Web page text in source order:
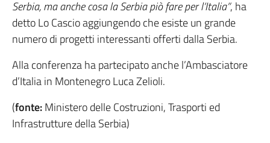
Serbia, ma anche cosa la Serbia piò fare per l’Italia”, ha
detto Lo Cascio aggiungendo che esiste un grande
numero di progetti interessanti offerti dalla Serbia.
Alla conferenza ha partecipato anche l’Ambasciatore
d’Italia in Montenegro Luca Zelioli.
(fonte:Ministero delle Costruzioni, Trasporti ed
Infrastrutture della Serbia)